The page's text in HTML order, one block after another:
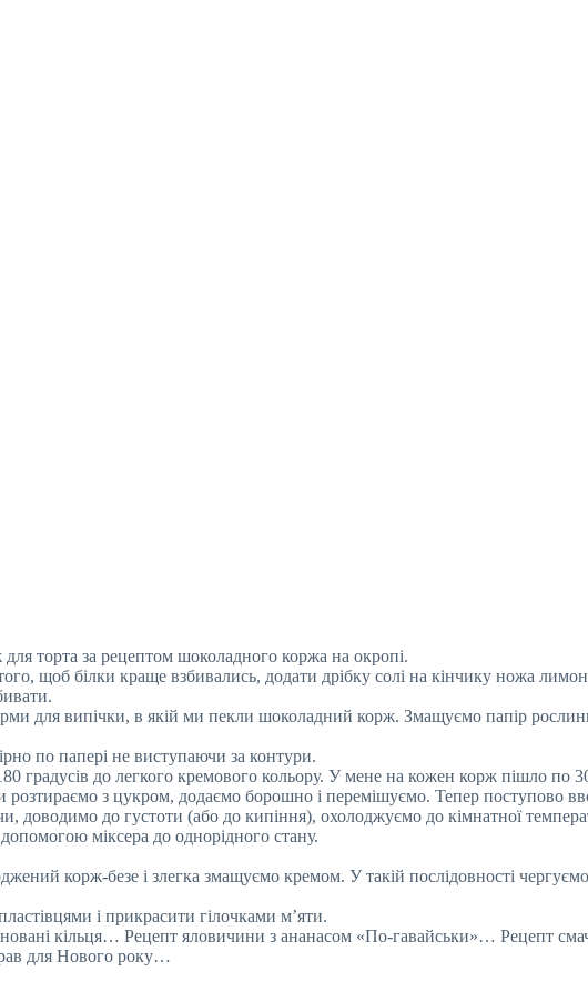
торта за рецептом шоколадного коржа на окропі.
щоб білки краще взбивались, додати дрібку солі на кінчику ножа
для випічки, в якій ми пекли шоколадний корж. Змащуємо папір
по папері не виступаючи за контури.
градусів до легкого кремового кольору. У мене на кожен корж пішло по
з цукром, додаємо борошно і перемішуємо. Тепер поступово
до густоти (або до кипіння), охолоджуємо до кімнатної
міксера до однорідного стану.
корж-безе і злегка змащуємо кремом. У такій послідовності
і прикрасити гілочками м’яти.
кільця… Рецепт яловичини з ананасом «По-гавайськи»… Рецепт
для Нового року…